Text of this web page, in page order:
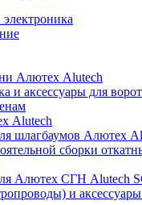
Алютех Alutech
и аксессуары для
Alutech
шлагбаумов Алютех
сборки
Алютех СГН Alutech
и